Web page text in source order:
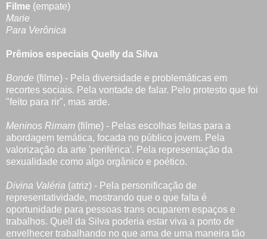
Filme (empate)
Marie
Para Verônica
Prêmios especiais Quelly da Silva
Bonde (filme) - Pela diversidade e problemáticas em
recortes sociais. Pela vontade de falar. Pelo protesto que foi
"feito para rir", mas arde.
Meninos Rimam (filme) - Pelas escolhas feitas para a
abordagem temática, focada no público jovem. Pela
valorização da arte 'periférica'. Pela representação da
sexualidade como algo orgânico e poético.
Divina Valéria (atriz) - Pela personificação de
representatividade, mostrando que o que falta é
oportunidade para pessoas trans ocuparem espaços e
trabalhos. Quell da Silva poderia estar viva a ponto de
envelhecer trabalhando no que ama de uma maneira tão